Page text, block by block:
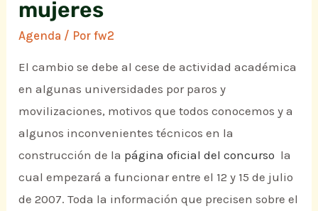
mujeres
Agenda / Porfw2
El cambio se debe al cese de actividad académica
en algunas universidades por paros y
movilizaciones, motivos que todos conocemos y a
algunos inconvenientes técnicos en la
construcción de la página oficial del concurso la
cual empezará a funcionar entre el 12 y 15 de julio
de 2007. Toda la información que precisen sobre el